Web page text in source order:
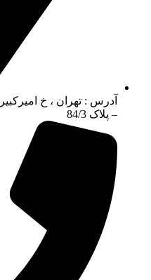
آدرس : تهران ، خ
– پلاک 84/3